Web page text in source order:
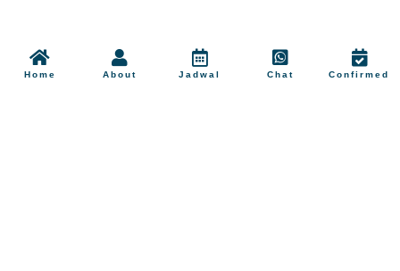
Home About Jadwal Chat Confirmed